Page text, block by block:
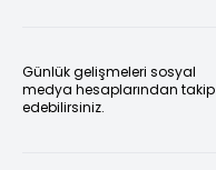
Günlük gelişmeleri sosyal
medya hesaplarından takip
edebilirsiniz.